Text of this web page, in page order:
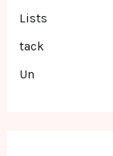
Lists
tack
Un